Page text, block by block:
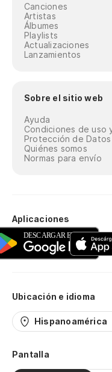
Canciones
Artistas
Álbumes
Playlists
Actualizaciones
Lanzamientos
Sobre el sitio web
Ayuda
Condiciones de uso
Protección de Datos
Quiénes somos
Normas para envío
Aplicaciones
Ubicación e idioma
Hispanoamérica
Pantalla